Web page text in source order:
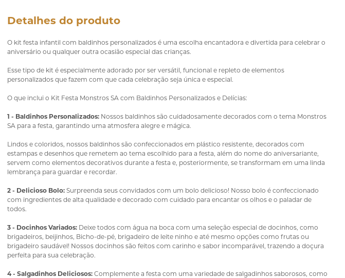
Detalhes do produto
O kit festa infantil com baldinhos personalizados é uma escolha encantadora e divertida para celebrar o
aniversário ou qualquer outra ocasião especial das crianças.
Esse tipo de kit é especialmente adorado por ser versátil, funcional e repleto de elementos
personalizados que fazem com que cada celebração seja única e especial.
O que inclui o Kit Festa Monstros SA com Baldinhos Personalizados e Delícias:
1 - Baldinhos Personalizados: Nossos baldinhos são cuidadosamente decorados com o tema Monstros
SA para a festa, garantindo uma atmosfera alegre e mágica.
Lindos e coloridos, nossos baldinhos são confeccionados em plástico resistente, decorados com
estampas e desenhos que remetem ao tema escolhido para a festa, além do nome do aniversariante,
servem como elementos decorativos durante a festa e, posteriormente, se transformam em uma linda
lembrança para guardar e recordar.
2 - Delicioso Bolo: Surpreenda seus convidados com um bolo delicioso! Nosso bolo é confeccionado
com ingredientes de alta qualidade e decorado com cuidado para encantar os olhos e o paladar de
todos.
3 - Docinhos Variados: Deixe todos com água na boca com uma seleção especial de docinhos, como
brigadeiros, beijinhos, Bicho-de-pé, brigadeiro de leite ninho e até mesmo opções como frutas ou
brigadeiro saudável! Nossos docinhos são feitos com carinho e sabor incomparável, trazendo a doçura
perfeita para sua celebração.
4 - Salgadinhos Deliciosos: Complemente a festa com uma variedade de salgadinhos saborosos, como